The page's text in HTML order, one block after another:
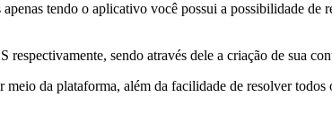
tendo o aplicativo você possui a possibilidade de
sendo através dele a criação de sua
da plataforma, além da facilidade de resolver